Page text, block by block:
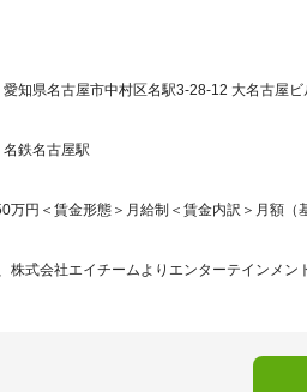
知県名古屋市中村区名駅3-28-12 大名古屋
鉄名古屋駅
万円＜賃金形態＞月給制＜賃金内訳＞月額（
株式会社エイチームよりエンターテインメン